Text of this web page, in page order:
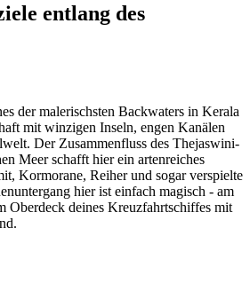
entlang des
der malerischsten Backwaters in Kerala
mit winzigen Inseln, engen Kanälen
Der Zusammenfluss des Thejaswini-
Meer schafft hier ein artenreiches
Kormorane, Reiher und sogar verspielte
hier ist einfach magisch - am
Oberdeck deines Kreuzfahrtschiffes mit